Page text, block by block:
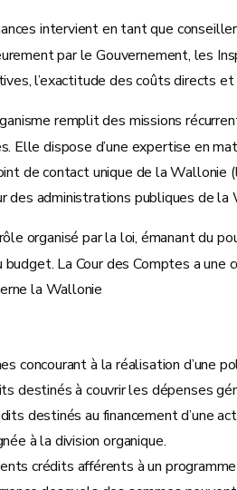
intervient en tant que
par le Gouvernement, les
l’exactitude des coûts directs
remplit des missions
Elle dispose d’une expertise en
de contact unique de la Wallonie
administrations publiques de la
organisé par la loi, émanant
La Cour des Comptes a
la Wallonie
concourant à la réalisation d’une
destinés à couvrir les dépenses
destinés au financement d’une
à la division organique.
crédits afférents à un